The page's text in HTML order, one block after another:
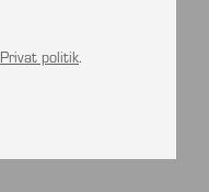
Privat politik.